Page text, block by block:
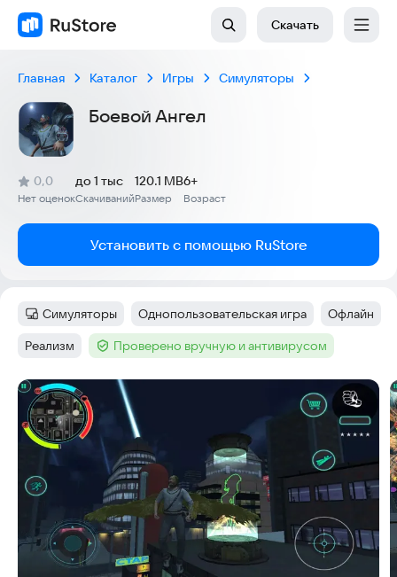
Скачать
Главная Каталог Игры Симуляторы
Боевой Ангел
Рейтинг:
0,0
(
Нет оценок
)
Скачиваний
до 1 тыс
Размер
120.1 MB
Возраст
6+
Установить с помощью RuStore
Категория:
Симуляторы Тег:
Однопользовательская игра Тег:
Офлайн
Тег:
Реализм Тег :Проверено вручную и антивирусом
Скриншоты